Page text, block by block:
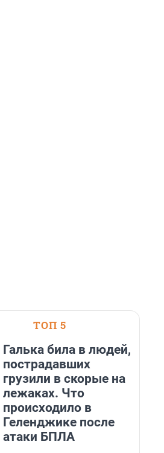
ТОП 5
Галька била в людей,
пострадавших
грузили в скорые на
лежаках. Что
происходило в
Геленджике после
атаки БПЛА